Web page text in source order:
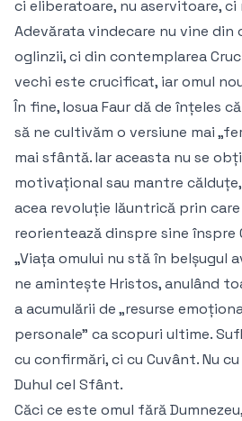
ci eliberatoare, nu aservitoare,
Adevărata vindecare nu vine din
oglinzii, ci din contemplarea
vechi este crucificat, iar omul
În fine, Iosua Faur dă de înțeles
să ne cultivăm o versiune mai
mai sfântă. Iar aceasta nu se
motivațional sau mantre
acea revoluție lăuntrică prin
reorientează dinspre sine înspre
„Viața omului nu stă în belșugul
ne amintește Hristos, anulând
a acumulării de „resurse
personale” ca scopuri ultime.
cu confirmări, ci cu Cuvânt. Nu
Duhul cel Sfânt.
Căci ce este omul fără